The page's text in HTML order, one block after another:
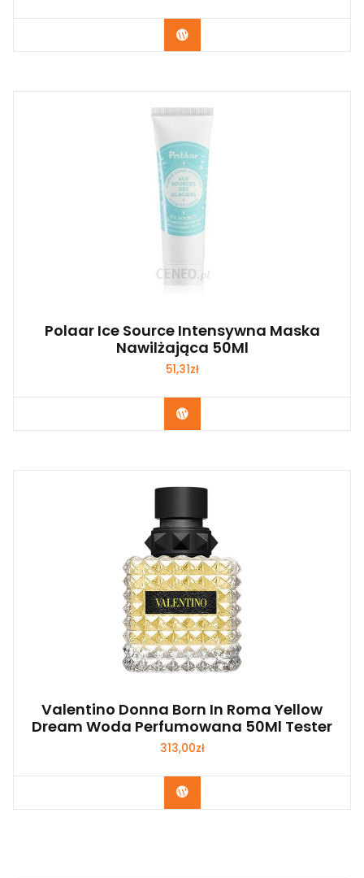
Zobacz
Polaar Ice Source Intensywna Maska
Nawilżająca 50Ml
51,31zł
Zobacz
Valentino Donna Born In Roma Yellow
Dream Woda Perfumowana 50Ml Tester
313,00zł
Zobacz